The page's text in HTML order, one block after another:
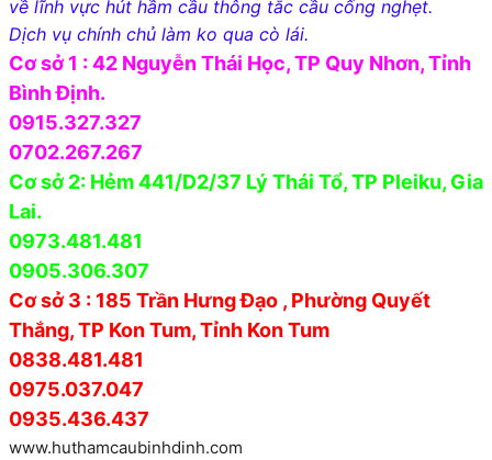
về lĩnh vực hút hầm cầu thông tắc cầu cống nghẹt.
Dịch vụ chính chủ làm ko qua cò lái.
Cơ sở 1 : 42 Nguyễn Thái Học, TP Quy Nhơn, Tỉnh
Bình Định.
0915.327.327
0702.267.267
Cơ sở 2: Hẻm 441/D2/37 Lý Thái Tổ, TP Pleiku, Gia
Lai.
0973.481.481
0905.306.307
Cơ sở 3 : 185 Trần Hưng Đạo , Phường Quyết
Thắng, TP Kon Tum, Tỉnh Kon Tum
0838.481.481
0975.037.047
0935.436.437
www.huthamcaubinhdinh.com